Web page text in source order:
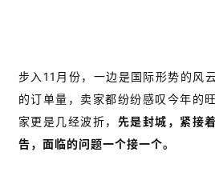
运
营
实
步入11月份，一边是国际形势的风
的订单量，卖家都纷纷感叹今年的
家更是几经波折， 先是封城，紧接
告，面临的问题一个接一个。